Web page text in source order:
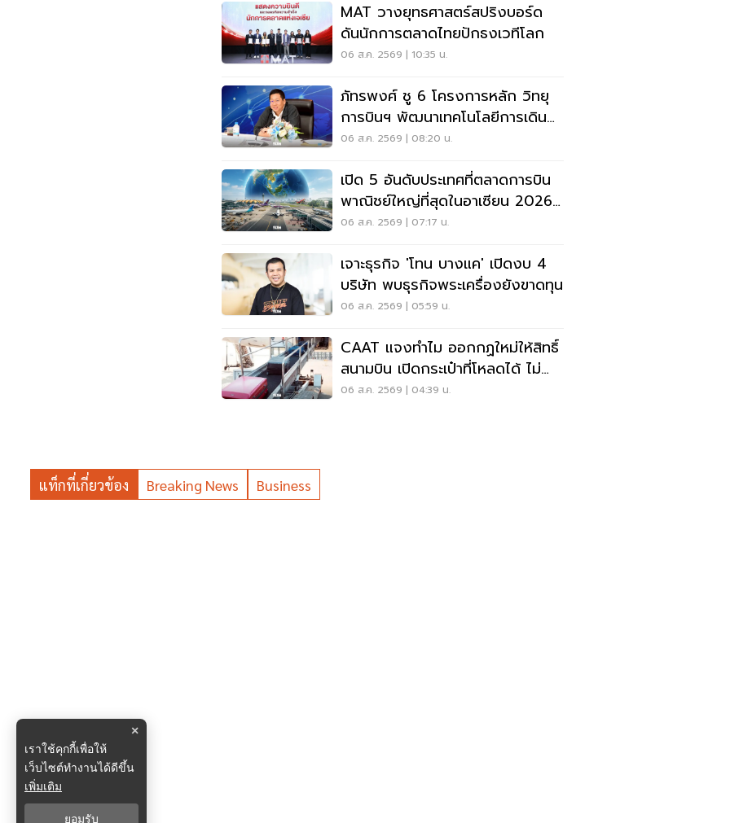
MAT วางยุทธศาสตร์สปริงบอร์ด
ดันนักการตลาดไทยปักธงเวทีโลก
06 ส.ค. 2569 | 10:35 น.
ภัทรพงศ์ ชู 6 โครงการหลัก วิทยุ
การบินฯ พัฒนาเทคโนโลยีการเดิน
อากาศ การบินยุคใหม่
06 ส.ค. 2569 | 08:20 น.
เปิด 5 อันดับประเทศที่ตลาดการบิน
พาณิชย์ใหญ่ที่สุดในอาเซียน 2026
เวียดนามแซงไทยแล้ว
06 ส.ค. 2569 | 07:17 น.
เจาะธุรกิจ 'โทน บางแค' เปิดงบ 4
บริษัท พบธุรกิจพระเครื่องยังขาดทุน
06 ส.ค. 2569 | 05:59 น.
CAAT แจงทำไม ออกกฏใหม่ให้สิทธิ์
สนามบิน เปิดกระเป๋าที่โหลดได้ ไม่
ต้องเรียกเจ้าของ
06 ส.ค. 2569 | 04:39 น.
แท็กที่เกี่ยวข้อง Breaking News Business
×
เราใช้คุกกี้เพื่อให้
เว็บไซต์ทำงานได้ดีขึ้น
เพิ่มเติม
ยอมรับ